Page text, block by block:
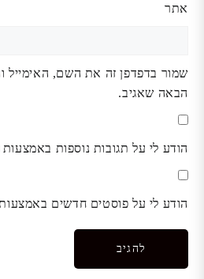
אתר
שמור בדפדפן זה את השם, האימייל
הבאה שאגיב.
הודע לי על תגובות נוספות באמצעות
הודע לי על פוסטים חדשים באמצעות